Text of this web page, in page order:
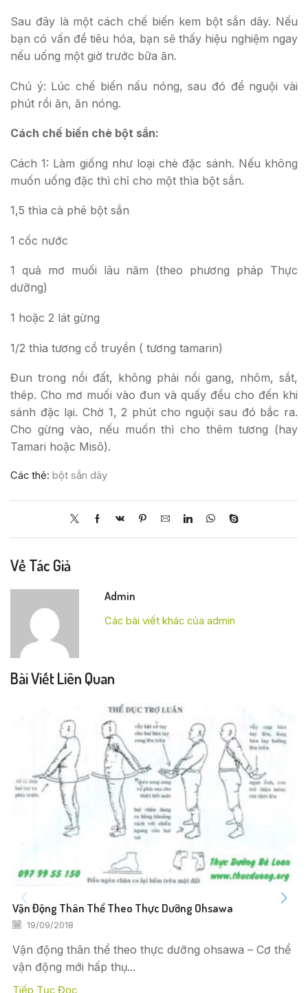
Sau đây là một cách chế biến kem bột sắn dây. Nếu
bạn có vấn đề tiêu hóa, bạn sẽ thấy hiệu nghiệm ngay
nếu uống một giờ trước bữa ăn.
Chú ý: Lúc chế biến nấu nóng, sau đó để nguội vài
phút rồi ăn, ăn nóng.
Cách chế biến chè bột sắn:
Cách 1: Làm giống như loại chè đặc sánh. Nếu không
muốn uống đặc thì chỉ cho một thìa bột sắn.
1,5 thìa cà phê bột sắn
1 cốc nước
1 quả mơ muối lâu năm (theo phương pháp Thực
dưỡng)
1 hoặc 2 lát gừng
1/2 thìa tương cổ truyền ( tương tamarin)
Đun trong nồi đất, không phải nồi gang, nhôm, sắt,
thép. Cho mơ muối vào đun và quấy đều cho đến khi
sánh đặc lại. Chờ 1, 2 phút cho nguội sau đó bắc ra.
Cho gừng vào, nếu muốn thì cho thêm tương (hay
Tamari hoặc Misô).
Các thẻ: bột sắn dây
Về Tác Giả
Admin
Các bài viết khác của admin
Bài Viết Liên Quan
Vận Động Thân Thể Theo Thực Dưỡng Ohsawa
19/09/2018
Vận động thân thể theo thực dưỡng ohsawa – Cơ thể
vận động mới hấp thụ...
Tiếp Tục Đọc